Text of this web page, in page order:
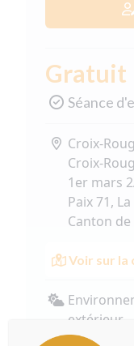
Gratuit
Séance
Croix-
Croix-
1er mars
Paix 71,
Canton
Voir sur la
extérieur